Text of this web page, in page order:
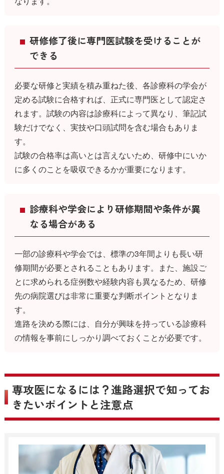
研修修了後に専門医試験を受けることが
できる
必要な研修と実績を積み重ねた後、各診療科の学会が
定める試験に合格すれば、正式に専門医として認定さ
れます。試験の内容は診療科によって異なり、筆記試
験だけでなく、実技や口頭試問を含む場合もありま
す。
試験の合格率は高いとは言えないため、研修中にいか
に多くのことを吸収できるかが重要になります。
診療科や学会により研修期間や条件が異
なる場合がある
一部の診療科や学会では、標準の3年間よりも長い研
修期間が必要とされることもあります。また、施設ご
とに求められる症例数や経験内容も異なるため、研修
先の病院選びは非常に重要な判断ポイントとなりま
す。
進路を決める際には、自分が興味を持っている診療科
の情報を事前にしっかり調べておくことが必要です。
専攻医になるには？進路選択で知ってお
きたいポイントと注意点